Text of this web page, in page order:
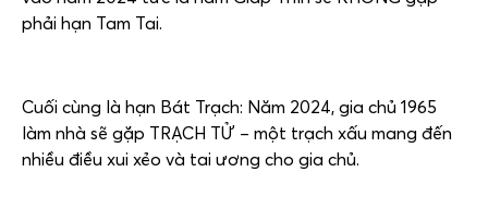
phải hạn Tam Tai.
Cuối cùng là hạn Bát Trạch: Năm 2024, gia chủ 1965
làm nhà sẽ gặp TRẠCH TỬ – một trạch xấu mang đến
nhiều điều xui xẻo và tai ương cho gia chủ.